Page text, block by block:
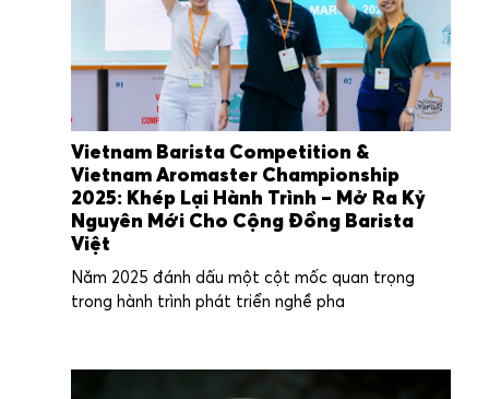
Vietnam Barista Competition &
Vietnam Aromaster Championship
2025: Khép Lại Hành Trình – Mở Ra Kỷ
Nguyên Mới Cho Cộng Đồng Barista
Việt
Năm 2025 đánh dấu một cột mốc quan trọng
trong hành trình phát triển nghề pha